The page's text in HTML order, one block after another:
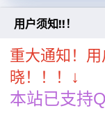
香港精品
核心：16核心
内存：16G DDR4
硬盘：80G SSD
用户须知!!！
重大通知！
晓！！！
↓
本站已支持